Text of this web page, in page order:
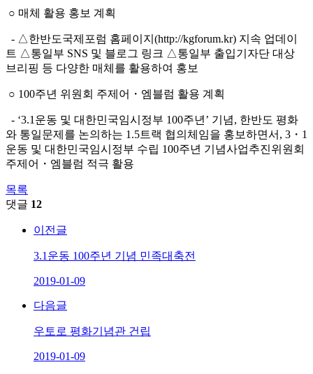
○ 매체 활용 홍보 계획
- △한반도국제포럼 홈페이지(http://kgforum.kr) 지속 업데이
트 △통일부 SNS 및 블로그 링크 △통일부 출입기자단 대상
브리핑 등 다양한 매체를 활용하여 홍보
○ 100주년 위원회 주제어・엠블럼 활용 계획
- ‘3.1운동 및 대한민국임시정부 100주년’ 기념, 한반도 평화
와 통일문제를 논의하는 1.5트랙 협의체임을 홍보하면서, 3・1
운동 및 대한민국임시정부 수립 100주년 기념사업추진위원회
주제어・엠블럼 적극 활용
목록
댓글 12
이전글
3.1운동 100주년 기념 민족대축전
2019-01-09
다음글
우토로 평화기념관 건립
2019-01-09